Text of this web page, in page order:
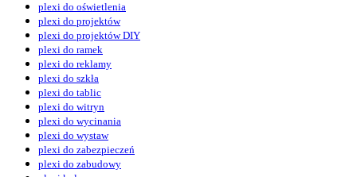
plexi do oświetlenia
plexi do projektów
plexi do projektów DIY
plexi do ramek
plexi do reklamy
plexi do szkła
plexi do tablic
plexi do witryn
plexi do wycinania
plexi do wystaw
plexi do zabezpieczeń
plexi do zabudowy